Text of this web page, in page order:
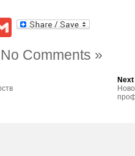
Gmail
No Comments »